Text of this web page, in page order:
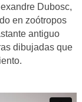
Dubosc,
en zoótropos
antiguo
dibujadas que